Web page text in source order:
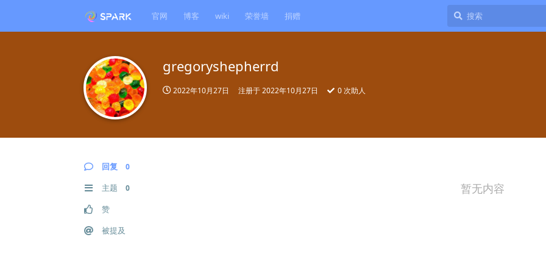
官网 博客 wiki 荣誉墙 捐赠
gregoryshepherrd
2022年10月27日 注册于2022年10月27日 0 次助人
回复 0
主题 0
赞
被提及
暂无内容